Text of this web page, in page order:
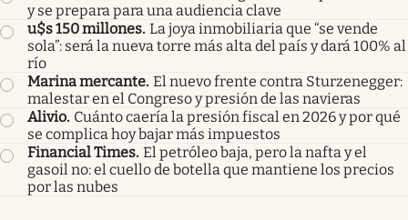
y se prepara para una audiencia clave
u$s 150 millones. La joya inmobiliaria que “se vende
sola”: será la nueva torre más alta del país y dará 100% al
río
Marina mercante. El nuevo frente contra Sturzenegger:
malestar en el Congreso y presión de las navieras
Alivio. Cuánto caería la presión fiscal en 2026 y por qué
se complica hoy bajar más impuestos
Financial Times. El petróleo baja, pero la nafta y el
gasoil no: el cuello de botella que mantiene los precios
por las nubes